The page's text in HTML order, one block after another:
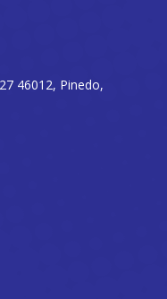
46012, Pinedo,